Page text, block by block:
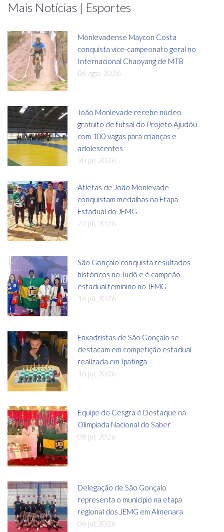
Mais Notícias | Esportes
Monlevadense Maycon Costa
conquista vice-campeonato geral no
Internacional Chaoyang de MTB
06 ago, 2026
João Monlevade recebe núcleo
gratuito de futsal do Projeto Ajudôu
com 100 vagas para crianças e
adolescentes
30 jul, 2026
Atletas de João Monlevade
conquistam medalhas na Etapa
Estadual do JEMG
22 jul, 2026
São Gonçalo conquista resultados
históricos no Judô e é campeão
estadual feminino no JEMG
16 jul, 2026
Enxadristas de São Gonçalo se
destacam em competição estadual
realizada em Ipatinga
16 jul, 2026
Equipe do Cesgra é Destaque na
Olimpíada Nacional do Saber
08 jul, 2026
Delegação de São Gonçalo
representa o município na etapa
regional dos JEMG em Almenara
06 jul, 2026